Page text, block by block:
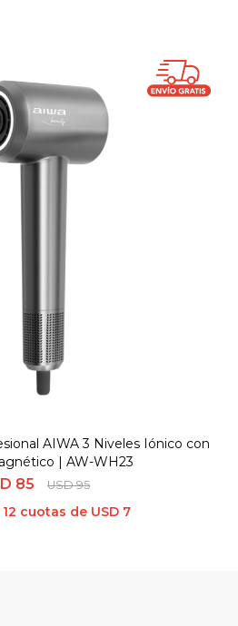
AIWA 3 Niveles Iónico con
| AW-WH23
85 USD 95
cuotas de USD 7